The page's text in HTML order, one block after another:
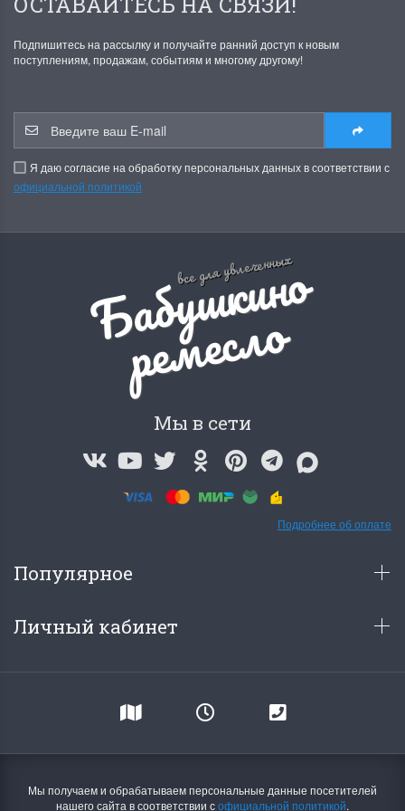
Подпишитесь на рассылку и получайте ранний доступ к новым
поступлениям, продажам, событиям и многому другому!
Я даю согласие на обработку персональных данных в соответствии с
официальной политикой
все для увлеченных
Б
а
б
у
ш
к
и
н
о
р
е
м
е
с
л
о
Мы в сети
Подробнее об оплате
Популярное
Личный кабинет
Мы получаем и обрабатываем персональные данные посетителей
нашего сайта в соответствии софициальной политикой.